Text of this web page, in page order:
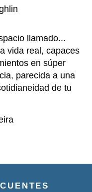
llamado...
vida real, capaces
en súper
parecida a una
de tu